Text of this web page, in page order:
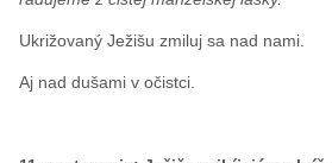
Ukrižovaný Ježišu zmiluj sa nad nami.
Aj nad dušami v očistci.